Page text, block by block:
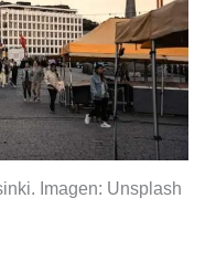
Imagen: Unsplash